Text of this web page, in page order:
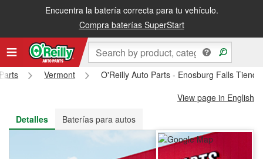
Encuentra la batería correcta para tu vehículo.
Compra baterías SuperStart
Recibe tu orden gratis al día siguiente o recógela en la tienda
Vermont
O'Reilly Auto Parts - Enosburg Falls
View page in English
Detalles
Baterías para autos